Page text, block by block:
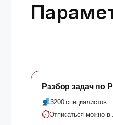
Разбор задач по
3200 специалистов
⏱Отписаться можно